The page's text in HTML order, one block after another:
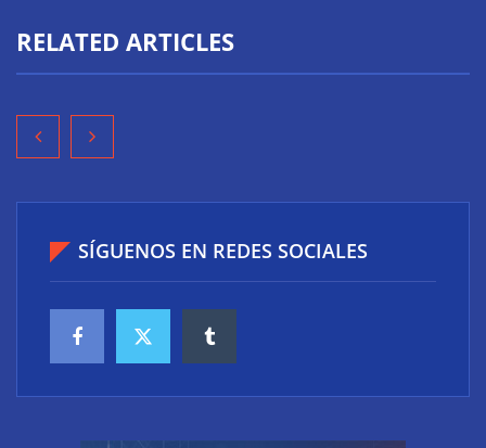
RELATED ARTICLES
postura correcta en el PC
SÍGUENOS EN REDES SOCIALES